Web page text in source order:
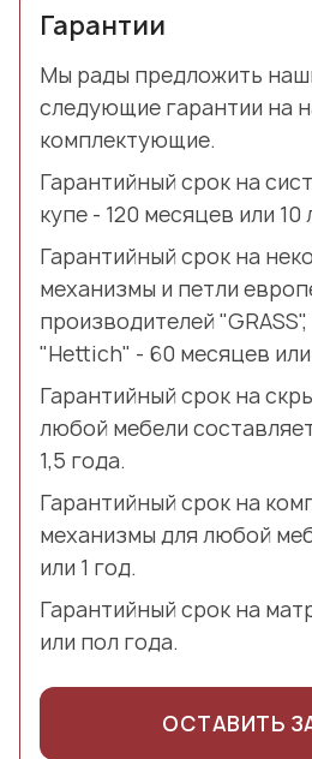
Гарантии
Мы рады предложить
следующие гарантии на
комплектующие.
Гарантийный срок на
купе - 120 месяцев или 10
Гарантийный срок на
механизмы и петли
производителей
"Hettich" - 60 месяцев или
Гарантийный срок на
любой мебели
1,5 года.
Гарантийный срок на
механизмы для любой
или 1 год.
Гарантийный срок на
или пол года.
ОСТАВИТЬ